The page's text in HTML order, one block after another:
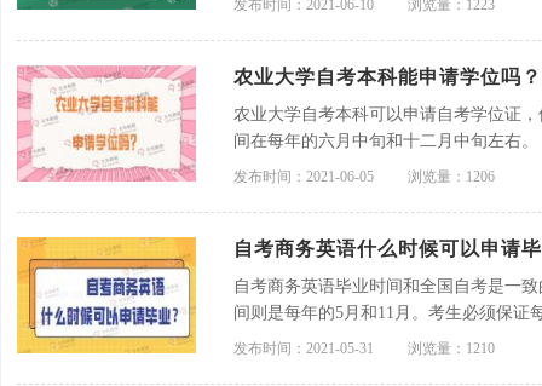
发布时间：2021-06-10 浏览量：1223
农业大学自考本科能申请学位吗？
农业大学自考本科可以申请自考学位证
间在每年的六月中旬和十二月中旬左右。
发布时间：2021-06-05 浏览量：1206
自考商务英语什么时候可以申请
自考商务英语毕业时间和全国自考是一
间则是每年的5月和11月。考生必须保证
没有违规记录才可申请。
发布时间：2021-05-31 浏览量：1210